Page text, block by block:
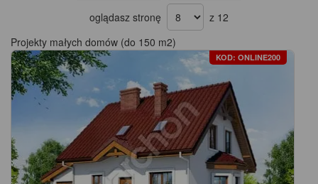
oglądasz stronę
z 12
Projekty małych domów (do 150 m2)
KOD: ONLINE200